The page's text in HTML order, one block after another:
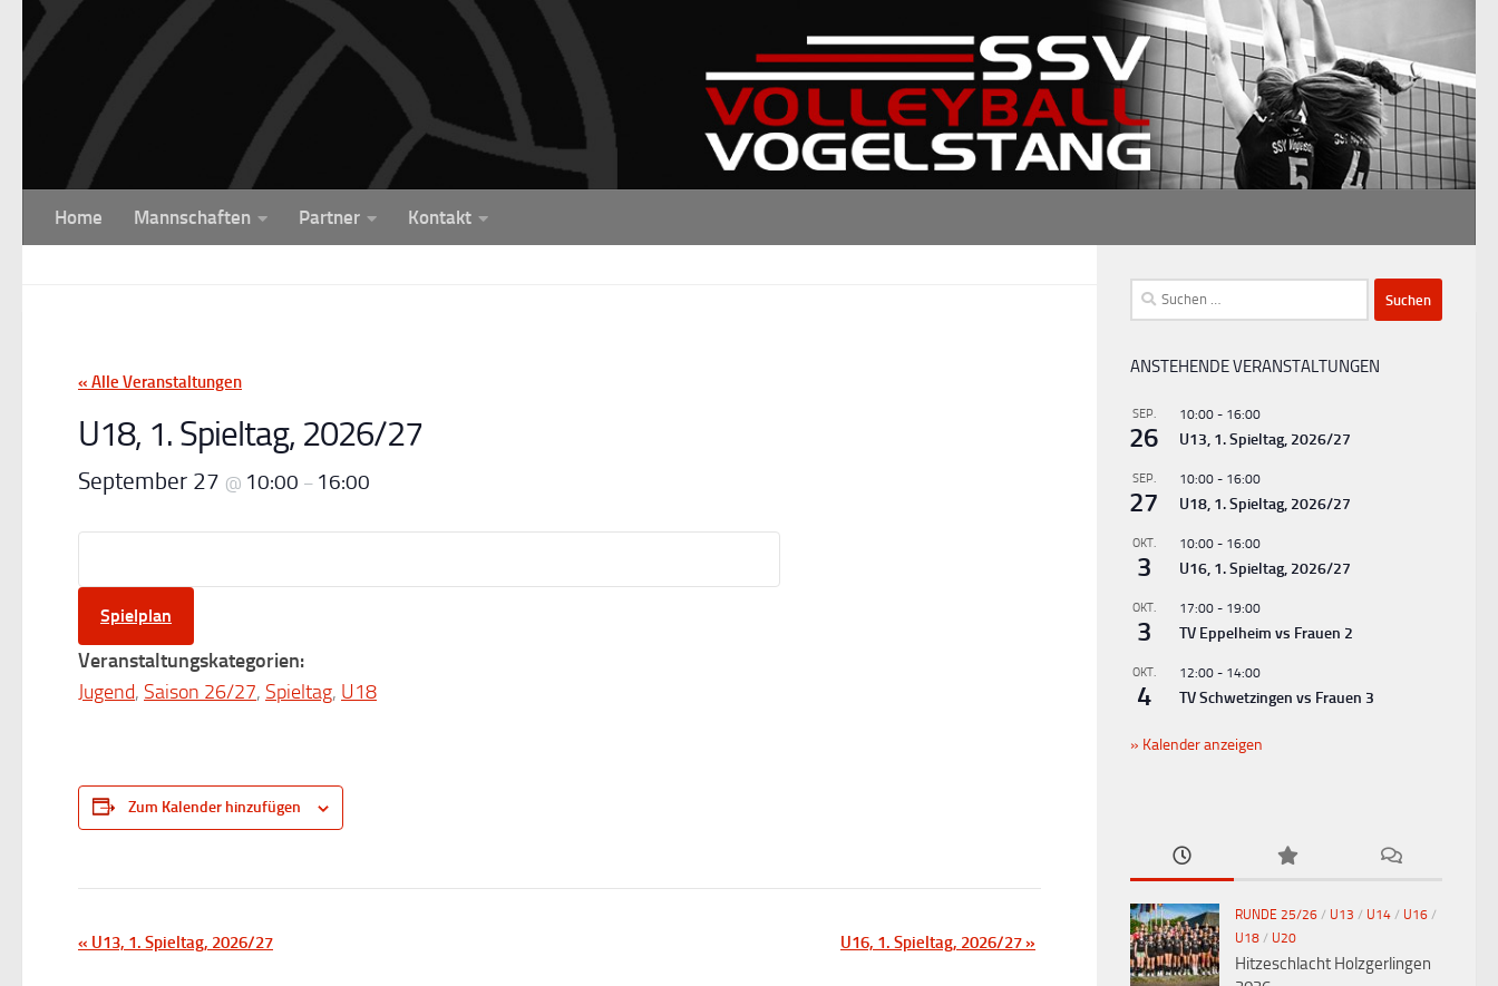
Unter dem Inhalt
Home Mannschaften Partner Kontakt
« Alle Veranstaltungen
U18, 1. Spieltag, 2026/27
September 27 @ 10:00 – 16:00
Spielplan
Veranstaltungskategorien:
Jugend, Saison 26/27, Spieltag, U18
Zum Kalender hinzufügen
V
« U13, 1. Spieltag, 2026/27 U16, 1. Spieltag, 2026/27»
Suchen
nach:
ANSTEHENDE VERANSTALTUNGEN
SEP.
26
10:00 - 16:00
U13, 1. Spieltag, 2026/27
SEP.
27
10:00 - 16:00
U18, 1. Spieltag, 2026/27
OKT.
3
10:00 - 16:00
U16, 1. Spieltag, 2026/27
OKT.
3
17:00 - 19:00
TV Eppelheim vs Frauen 2
OKT.
4
12:00 - 14:00
TV Schwetzingen vs Frauen 3
Kalender anzeigen
RUNDE 25/26 / U13 / U14 / U16 /
U18 / U20
Hitzeschlacht Holzgerlingen